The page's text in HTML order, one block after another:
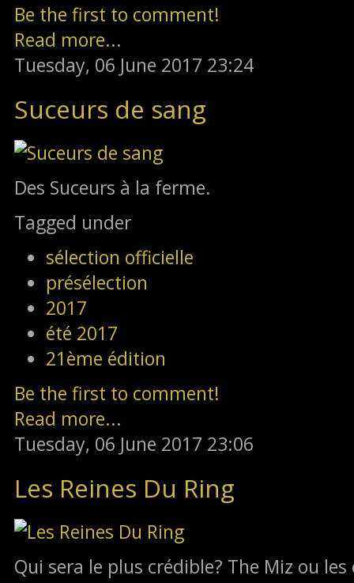
Be the first to comment!
Read more...
Tuesday, 06 June 2017 23:24
Suceurs de sang
Des Suceurs à la ferme.
Tagged under
sélection officielle
présélection
2017
été 2017
21ème édition
Be the first to comment!
Read more...
Tuesday, 06 June 2017 23:06
Les Reines Du Ring
Qui sera le plus crédible? The Miz ou les